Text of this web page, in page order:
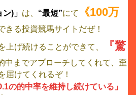
)」 は、 “最短”にて
《100万
きる投資競馬サイトだぜ！
上げ続けることができて、
『驚
中までアプローチしてくれて、歪
届けてくれるぞ！
の的中率を維持し続けている」